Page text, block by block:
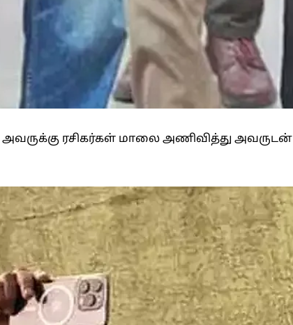
அவருக்கு ரசிகர்கள் மாலை அணிவித்து அவருடன்